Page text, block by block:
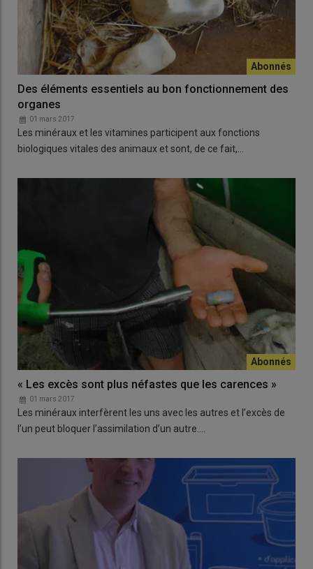
Des éléments essentiels au bon fonctionnement des
organes
01 mars 2017
Les minéraux et les vitamines participent aux fonctions
biologiques vitales des animaux et sont, de ce fait,…
« Les excès sont plus néfastes que les carences »
01 mars 2017
Les minéraux interfèrent les uns avec les autres et l’excès de
l’un peut bloquer l’assimilation d’un autre.…